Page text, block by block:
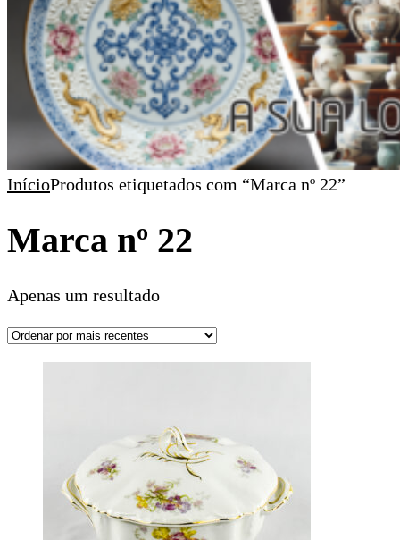
InícioProdutos etiquetados com “Marca nº 22”
Marca nº 22
Apenas um resultado